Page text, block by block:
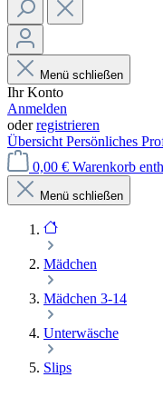
Menü schließen
Ihr Konto
Anmelden
oderregistrieren
Übersicht Persönliches
0,00 € Warenkorb
Menü schließen
Mädchen
Mädchen 3-14
Unterwäsche
Slips